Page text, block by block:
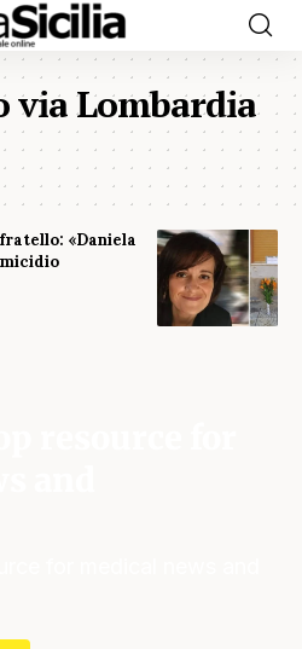
via Lombardia
«Daniela